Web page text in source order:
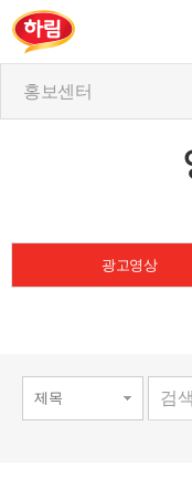
홍보센터
광고영상